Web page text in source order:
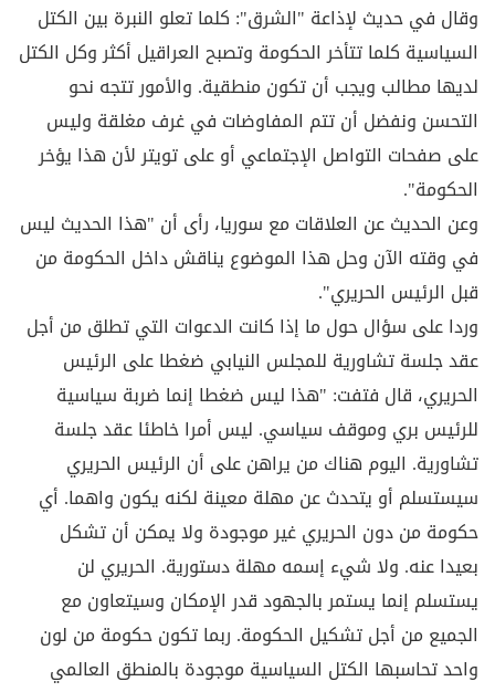
وقال في حديث لإذاعة "الشرق": كلما تعلو النبرة بين الكتل
السياسية كلما تتأخر الحكومة وتصبح العراقيل أكثر وكل الكتل
لديها مطالب ويجب أن تكون منطقية. والأمور تتجه نحو
التحسن ونفضل أن تتم المفاوضات في غرف مغلقة وليس
على صفحات التواصل الإجتماعي أو على تويتر لأن هذا يؤخر
الحكومة".
وعن الحديث عن العلاقات مع سوريا، رأى أن "هذا الحديث ليس
في وقته الآن وحل هذا الموضوع يناقش داخل الحكومة من
قبل الرئيس الحريري".
وردا على سؤال حول ما إذا كانت الدعوات التي تطلق من أجل
عقد جلسة تشاورية للمجلس النيابي ضغطا على الرئيس
الحريري، قال فتفت: "هذا ليس ضغطا إنما ضربة سياسية
للرئيس بري وموقف سياسي. ليس أمرا خاطئا عقد جلسة
تشاورية. اليوم هناك من يراهن على أن الرئيس الحريري
سيستسلم أو يتحدث عن مهلة معينة لكنه يكون واهما. أي
حكومة من دون الحريري غير موجودة ولا يمكن أن تشكل
بعيدا عنه. ولا شيء إسمه مهلة دستورية. الحريري لن
يستسلم إنما يستمر بالجهود قدر الإمكان وسيتعاون مع
الجميع من أجل تشكيل الحكومة. ربما تكون حكومة من لون
واحد تحاسبها الكتل السياسية موجودة بالمنطق العالمي